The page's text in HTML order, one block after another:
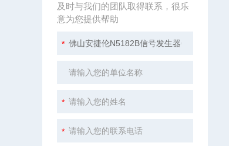
及时与我们的团队取得联系，很乐
意为您提供帮助